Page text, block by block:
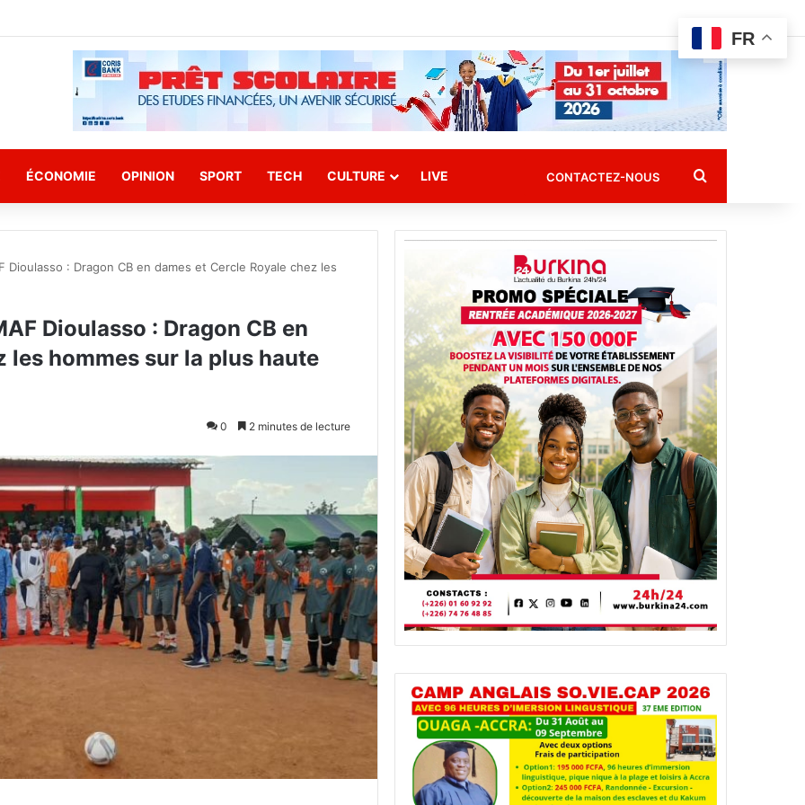
ÉCONOMIE OPINION SPORT TECH CULTURE LIVE CONTACTEZ-NOUS Rechercher
Dioulasso : Dragon CB en dames et Cercle Royale chez les
Dioulasso : Dragon CB en
les hommes sur la plus haute
0 2 minutes de lecture
FR